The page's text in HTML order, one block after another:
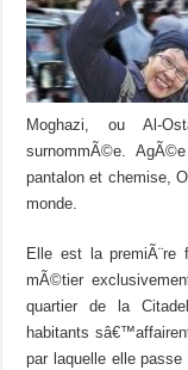
Moghazi, ou Al-
surnommÃ©e.
pantalon et chemise,
monde.
Elle est la
mÃ©tier
quartier de la
habitants
par laquelle elle